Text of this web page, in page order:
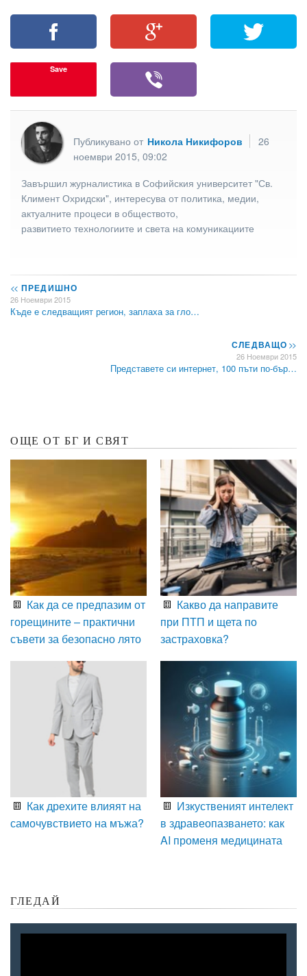
Save
Публикувано от Никола Никифоров
26
ноември 2015, 09:02
Завършил журналистика в Софийския университет "Св.
Климент Охридски", интересува от политика, медии,
актуалните процеси в обществото,
развитието технологиите и света на комуникациите
<< ПРЕДИШНО
26 Ноември 2015
Къде е следващият регион, заплаха за гло…
СЛЕДВАЩО>>
26 Ноември 2015
Представете си интернет, 100 пъти по-бър…
ОЩЕ ОТ БГ И СВЯТ
Как да се предпазим от
горещините – практични
съвети за безопасно лято
Какво да направите
при ПТП и щета по
застраховка?
Как дрехите влияят на
самочувствието на мъжа?
Изкуственият интелект
в здравеопазването: как
AI променя медицината
ГЛЕДАЙ